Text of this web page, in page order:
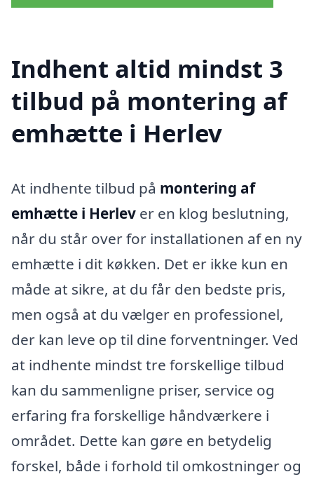
Indhent altid mindst 3
tilbud på montering af
emhætte i Herlev
At indhente tilbud på montering af
emhætte i Herlev er en klog beslutning,
når du står over for installationen af en ny
emhætte i dit køkken. Det er ikke kun en
måde at sikre, at du får den bedste pris,
men også at du vælger en professionel,
der kan leve op til dine forventninger. Ved
at indhente mindst tre forskellige tilbud
kan du sammenligne priser, service og
erfaring fra forskellige håndværkere i
området. Dette kan gøre en betydelig
forskel, både i forhold til omkostninger og